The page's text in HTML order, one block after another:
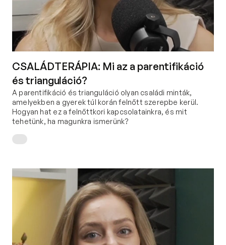
CSALÁDTERÁPIA: Mi az a parentifikáció
és trianguláció?
A parentifikáció és trianguláció olyan családi minták,
amelyekben a gyerek túl korán felnőtt szerepbe kerül.
Hogyan hat ez a felnőttkori kapcsolatainkra, és mit
tehetünk, ha magunkra ismerünk?